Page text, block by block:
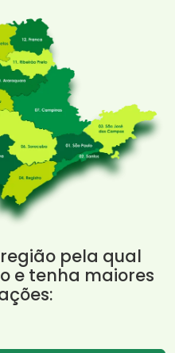
pela qual
e tenha maiores